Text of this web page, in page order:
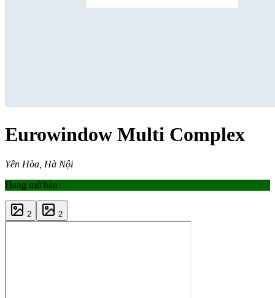
Eurowindow Multi Complex
Yên Hòa, Hà Nội
Đang mở bán
2 2